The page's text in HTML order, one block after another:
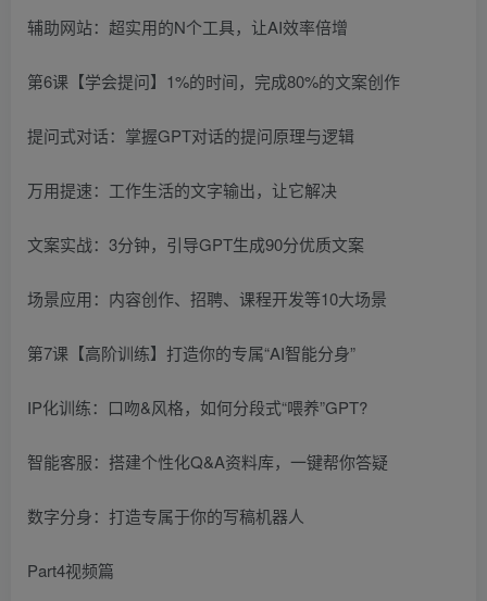
辅助网站：超实用的N个工具，让AI效率倍增
第6课【学会提问】1%的时间，完成80%的文案创作
提问式对话：掌握GPT对话的提问原理与逻辑
万用提速：工作生活的文字输出，让它解决
文案实战：3分钟，引导GPT生成90分优质文案
场景应用：内容创作、招聘、课程开发等10大场景
第7课【高阶训练】打造你的专属“AI智能分身”
IP化训练：口吻&风格，如何分段式“喂养”GPT?
智能客服：搭建个性化Q&A资料库，一键帮你答疑
数字分身：打造专属于你的写稿机器人
Part4视频篇